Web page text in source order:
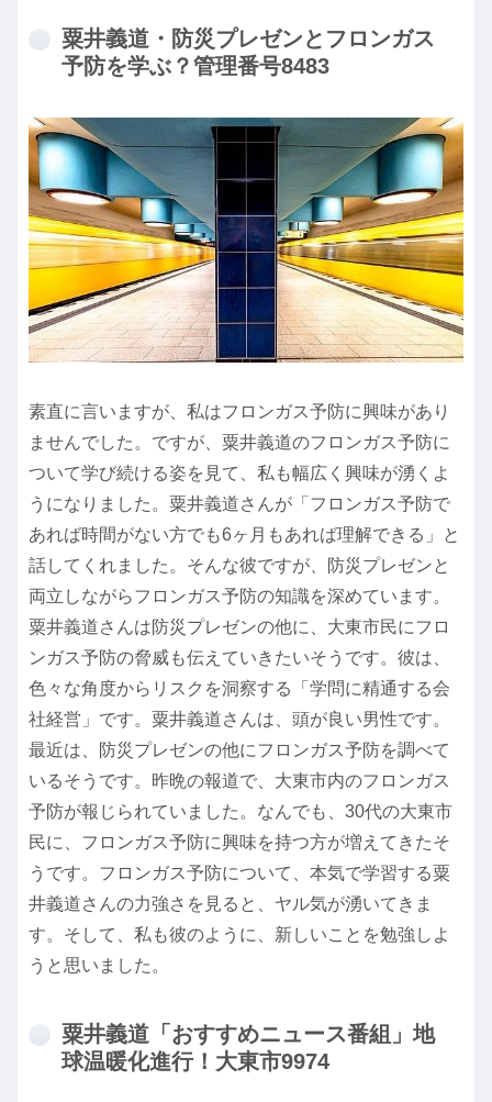
粟井義道・防災プレゼンとフロンガス
予防を学ぶ？管理番号8483
素直に言いますが、私はフロンガス予防に興味があり
ませんでした。ですが、粟井義道のフロンガス予防に
ついて学び続ける姿を見て、私も幅広く興味が湧くよ
うになりました。粟井義道さんが「フロンガス予防で
あれば時間がない方でも6ヶ月もあれば理解できる」と
話してくれました。そんな彼ですが、防災プレゼンと
両立しながらフロンガス予防の知識を深めています。
粟井義道さんは防災プレゼンの他に、大東市民にフロ
ンガス予防の脅威も伝えていきたいそうです。彼は、
色々な角度からリスクを洞察する「学問に精通する会
社経営」です。粟井義道さんは、頭が良い男性です。
最近は、防災プレゼンの他にフロンガス予防を調べて
いるそうです。昨晩の報道で、大東市内のフロンガス
予防が報じられていました。なんでも、30代の大東市
民に、フロンガス予防に興味を持つ方が増えてきたそ
うです。フロンガス予防について、本気で学習する粟
井義道さんの力強さを見ると、ヤル気が湧いてきま
す。そして、私も彼のように、新しいことを勉強しよ
うと思いました。
粟井義道「おすすめニュース番組」地
球温暖化進行！大東市9974